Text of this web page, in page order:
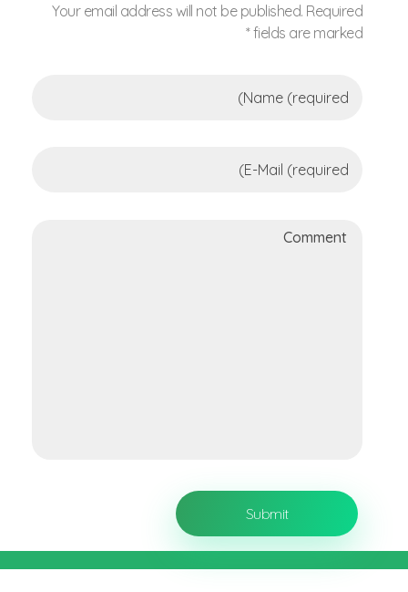
Your email address will not be published. Required
fields are marked *